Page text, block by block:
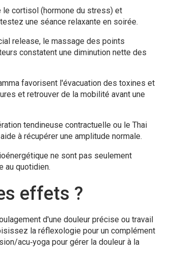
cortisol (hormone du stress) et
une séance relaxante en soirée.
release, le massage des points
constatent une diminution nette des
favorisent l'évacuation des toxines et
et retrouver de la mobilité avant une
tendineuse contractuelle ou le Thai
à récupérer une amplitude normale.
ne sont pas seulement
au quotidien.
effets ?
d'une douleur précise ou travail
la réflexologie pour un complément
acu‑yoga pour gérer la douleur à la